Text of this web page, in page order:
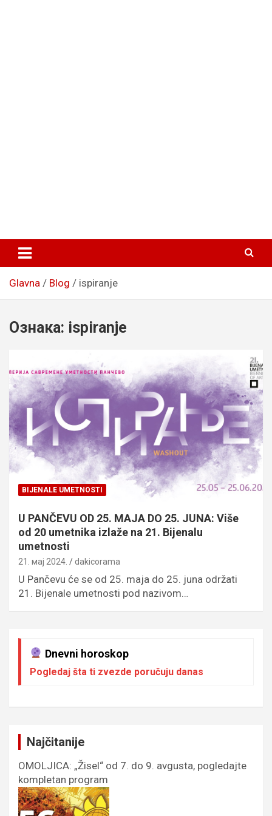
Glavna Blog ispiranje
Ознака: ispiranje
BIJENALE UMETNOSTI
U PANČEVU OD 25. MAJA DO 25. JUNA: Više
od 20 umetnika izlaže na 21. Bijenalu
umetnosti
21. мај 2024. dakicorama
U Pančevu će se od 25. maja do 25. juna održati
21. Bijenale umetnosti pod nazivom…
Dnevni horoskop
Pogledaj šta ti zvezde poručuju danas
Najčitanije
OMOLJICA: „Žisel“ od 7. do 9. avgusta, pogledajte
kompletan program